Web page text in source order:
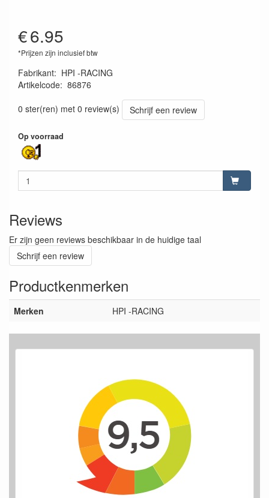
€6.95
*Prijzen zijn inclusief btw
Fabrikant: HPI -RACING
Artikelcode: 86876
0 ster(ren) met 0 review(s)
Schrijf een review
Op voorraad
Reviews
Er zijn geen reviews beschikbaar in de huidige taal
Schrijf een review
Productkenmerken
Merken HPI -RACING